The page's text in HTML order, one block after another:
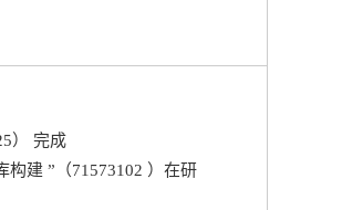
） 完成
建 ”（71573102 ）在研